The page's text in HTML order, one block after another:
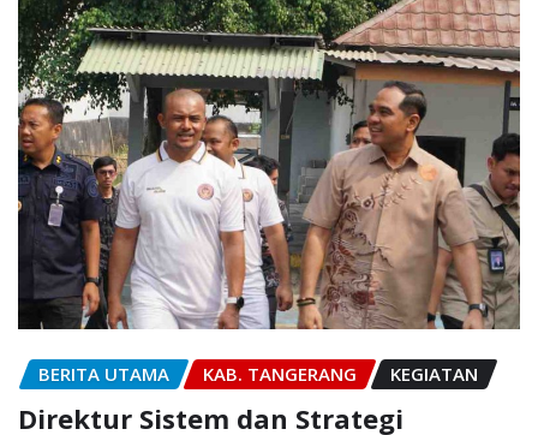
BERITA UTAMA KAB. TANGERANG KEGIATAN
Direktur Sistem dan Strategi